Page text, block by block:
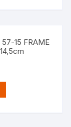
15 FRAME